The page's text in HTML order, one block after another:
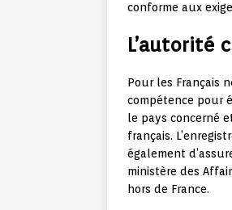
conforme aux
L’autorité
Pour les Français
compétence pour
le pays concerné
français.
également
ministère des
hors de France.